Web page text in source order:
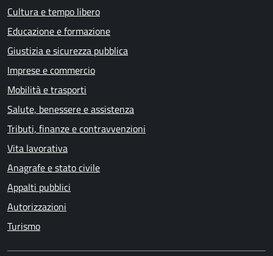
Cultura e tempo libero
Educazione e formazione
Giustizia e sicurezza pubblica
Imprese e commercio
Mobilità e trasporti
Salute, benessere e assistenza
Tributi, finanze e contravvenzioni
Vita lavorativa
Anagrafe e stato civile
Appalti pubblici
Autorizzazioni
Turismo